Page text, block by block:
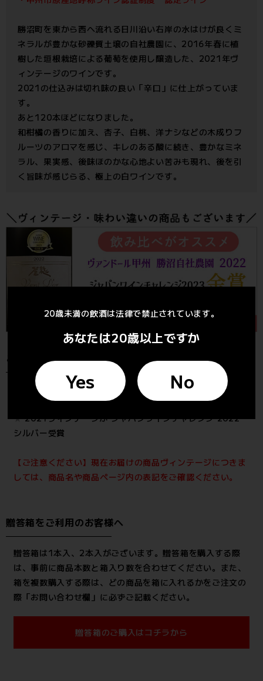
20歳未満の飲酒は法律で禁止されています。
あなたは20歳以上ですか
Yes No
勝沼町を東から西へ流れる日川沿い右岸の水はけが良くミ
ネラルが豊かな砂礫質土壌の自社農園に、2016年春に植
樹した垣根栽培による葡萄を使用し醸造した、2021年ヴ
ィンテージのワインです。
2021の仕込みは切れ味の良い「辛口」に仕上がっていま
す。
あと120本ほどになりました。
和柑橘の香りに加え、杏子、白桃、洋ナシなどの木成りフ
ルーツのアロマを感じ、キレのある酸に続き、豊かなミネ
ラル、果実感、後味ほのかな心地よい苦みも現れ、後を引
く旨味が感じらる、極上の白ワインです。
このワインの受賞歴
2022ヴィンテージが ジャパンワインチャレンジ 2023
ゴールド受賞
★2021ヴィンテージが ジャパンワインチャレンジ 2022
シルバー受賞
【ご注意ください】現在お届けの商品ヴィンテージにつきま
しては、商品名や商品ページ内の表記をご確認ください。
贈答箱をご利用のお客様へ
贈答箱は1本入、2本入がございます。贈答箱を購入する際
は、事前に商品本数と箱入り数を合わせてください。また、
箱を複数購入する際は、どの商品を箱に入れるかをご注文の
際「お問い合わせ欄」に必ずご記載ください。
贈答箱のご購入はコチラから